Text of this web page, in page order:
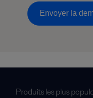
Envoyer la
Produits les plus